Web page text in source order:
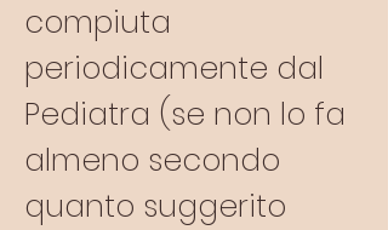
compiuta
periodicamente dal
Pediatra (se non lo fa
almeno secondo
quanto suggerito